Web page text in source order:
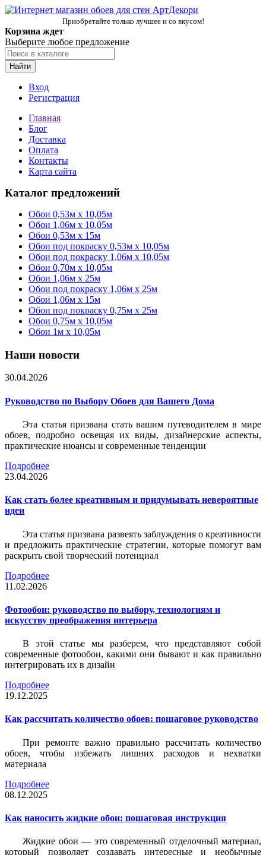
Приобретайте только лучшее и со вкусом!
Корзина ждет
Выберите любое предложение
Найти
Вход
Регистрация
Главная
Блог
Доставка
Оплата
Контакты
Карта сайта
Каталог предложений
Обои 0,53м x 10,05м
Обои 1,06м х 10,05м
Обои 0,53м x 15м
Обои под покраску 0,53м x 10,05м
Обои под покраску 1,06м х 10,05м
Обои 0,70м x 10,05м
Обои 1,06м x 25м
Обои под покраску 1,06м x 25м
Обои 1,06м x 15м
Обои под покраску 0,75м x 25м
Обои 0,75м x 10,05м
Обои 1м х 10,05м
Наши новости
30.04.2026
Руководство по Выбору Обоев для Вашего Дома
Эта статья призвана стать вашим путеводителем в мире
обоев, подробно освещая их виды, дизайнерские аспекты,
практические нюансы и современные тенденции
Подробнее
23.04.2026
Как стать более креативным и придумывать невероятные
идеи
Эта статья призвана развеять заблуждения о креативности
и предложить практические стратегии, которые помогут вам
раскрыть свой творческий потенциал
Подробнее
11.02.2026
Фотообои: руководство по выбору, технологиям и
искусству преображения интерьера
В этой статье мы разберем, что представляют собой
современные фотообои, какими они бывают и как правильно
интегрировать их в дизайн
Подробнее
19.12.2025
Как рассчитать количество обоев: пошаговое руководство
При ремонте важно правильно рассчитать количество
обоев, чтобы избежать лишних расходов и нехватки
материала
Подробнее
08.12.2025
Как наносить жидкие обои: пошаговая инструкция
Жидкие обои — это современный отделочный материал,
который позволяет создавать интересные и необычные